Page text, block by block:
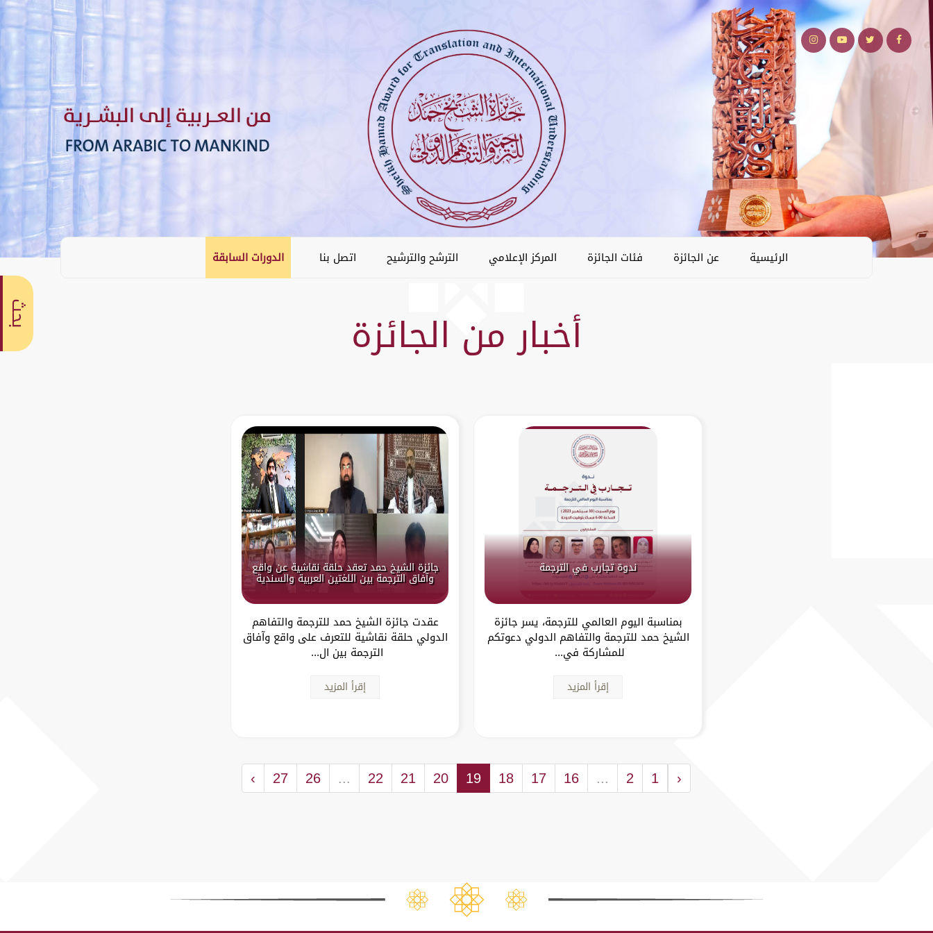
الرئيسية عن الجائزة فئات الجائزة المركز الإعلامي الترشح والترشيح اتصل بنا الدورات السابقة
أخبار من الجائزة
ندوة تجارب في الترجمة
بمناسبة اليوم العالمي للترجمة، يسر جائزة
الشيخ حمد للترجمة والتفاهم الدولي دعوتكم
للمشاركة في...
إقرأ المزيد
جائزة الشيخ حمد تعقد حلقة نقاشية عن واقع
وآفاق الترجمة بين اللغتين العربية والسندية
عقدت جائزة الشيخ حمد للترجمة والتفاهم
الدولي حلقة نقاشية للتعرف على واقع وآفاق
الترجمة بين ال...
إقرأ المزيد
‹
1
2
...
16
17
18
19
20
21
22
...
26
27
›
بحث